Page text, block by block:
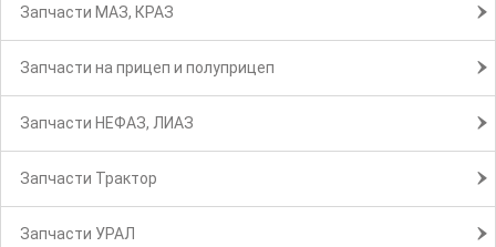
Запчасти МАЗ, КРАЗ
Запчасти на прицеп и полуприцеп
Запчасти НЕФАЗ, ЛИАЗ
Запчасти Трактор
Запчасти УРАЛ